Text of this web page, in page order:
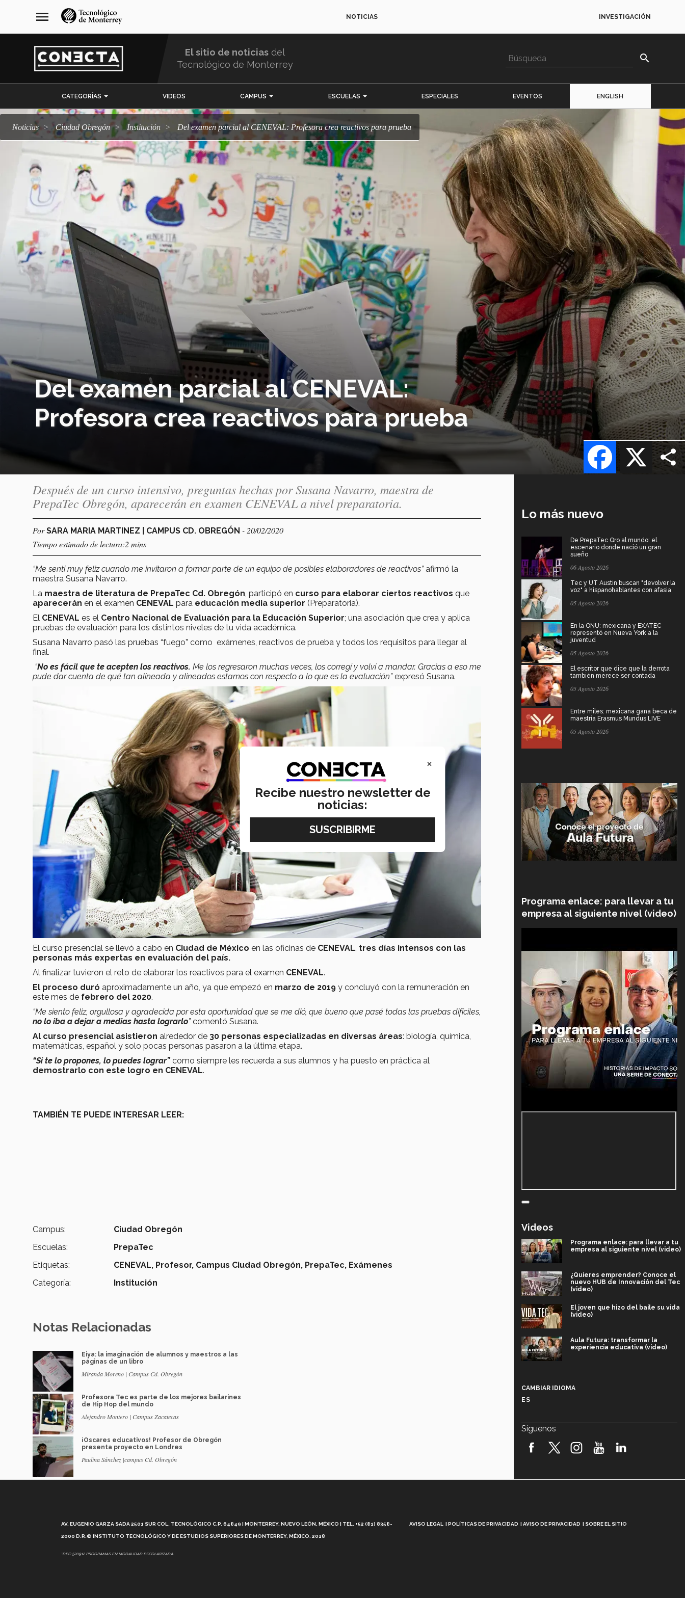
navegación
principal
menu NOTICIAS INVESTIGACIÓN
El sitio de noticias del
Tecnológico de Monterrey
search
CATEGORÍAS VIDEOS CAMPUS ESCUELAS ESPECIALES EVENTOS ENGLISH
Noticias Ciudad Obregón Institución Del examen parcial al CENEVAL: Profesora crea reactivos para prueba
Del examen parcial al CENEVAL:
Profesora crea reactivos para prueba
X
Facebook
Después de un curso intensivo, preguntas hechas por Susana Navarro, maestra de
PrepaTec Obregón, aparecerán en examen CENEVAL a nivel preparatoria.
PorSARA MARIA MARTINEZ | CAMPUS CD. OBREGÓN - 20/02/2020
Tiempo estimado de lectura:2 mins
“Me sentí muy feliz cuando me invitaron a formar parte de un equipo de posibles elaboradores de reactivos”afirmó la
maestra Susana Navarro.
La maestra de literatura de PrepaTec Cd. Obregón , participó en curso para elaborar ciertos reactivos que
aparecerán en el examen CENEVAL para educación media superior (Preparatoria).
El CENEVAL es el Centro Nacional de Evaluación para la Educación Superior; una asociación que crea y aplica
pruebas de evaluación para los distintos niveles de tu vida académica.
Susana Navarro pasó las pruebas “fuego” como exámenes, reactivos de prueba y todos los requisitos para llegar al
final.
“No es fácil que te acepten los reactivos. Me los regresaron muchas veces, los corregí y volví a mandar. Gracias a eso me
pude dar cuenta de qué tan alineada y alineados estamos con respecto a lo que es la evaluación”expresó Susana.
El curso presencial se llevó a cabo en Ciudad de México en las oficinas de CENEVAL, tres días intensos con las
personas más expertas en evaluación del país.
Al finalizar tuvieron el reto de elaborar los reactivos para el examen CENEVAL.
El proceso duró aproximadamente un año, ya que empezó en marzo de 2019 y concluyó con la remuneración en
este mes de febrero del 2020.
“Me siento feliz, orgullosa y agradecida por esta oportunidad que se me dió, que bueno que pasé todas las pruebas difíciles,
no lo iba a dejar a medias hasta lograrlo”comentó Susana.
Al curso presencial asistieron alrededor de 30 personas especializadas en diversas áreas: biología, química,
matemáticas, español y solo pocas personas pasaron a la última etapa.
“Si te lo propones, lo puedes lograr” como siempre les recuerda a sus alumnos y ha puesto en práctica al
demostrarlo con este logro en CENEVAL.
TAMBIÉN TE PUEDE INTERESAR LEER:
Campus:
Ciudad Obregón
Escuelas:
PrepaTec
Etiquetas:
CENEVAL, Profesor, Campus Ciudad Obregón, PrepaTec, Exámenes
Categoría:
Institución
Notas Relacionadas
Eiya: la imaginación de alumnos y maestros a las
páginas de un libro
Miranda Moreno | Campus Cd. Obregón
Profesora Tec es parte de los mejores bailarines
de Hip Hop del mundo
Alejandro Montero | Campus Zacatecas
¡Oscares educativos! Profesor de Obregón
presenta proyecto en Londres
Paulina Sánchez |campus Cd. Obregón
Lo más nuevo
De PrepaTec Qro al mundo: el
escenario donde nació un gran
sueño
06 Agosto 2026
Tec y UT Austin buscan "devolver la
voz" a hispanohablantes con afasia
05 Agosto 2026
En la ONU: mexicana y EXATEC
representó en Nueva York a la
juventud
05 Agosto 2026
El escritor que dice que la derrota
también merece ser contada
05 Agosto 2026
Entre miles: mexicana gana beca de
maestría Erasmus Mundus LIVE
05 Agosto 2026
Programa enlace: para llevar a tu
empresa al siguiente nivel (video)
Videos
Programa enlace: para llevar a tu
empresa al siguiente nivel (video)
¿Quieres emprender? Conoce el
nuevo HUB de Innovación del Tec
(video)
El joven que hizo del baile su vida
(video)
Aula Futura: transformar la
experiencia educativa (video)
robótica FIRST 2026! (video)
básquetbol, con Gael Adame
CAMBIAR IDIOMA
ES
Síguenos
AV. EUGENIO GARZA SADA 2501 SUR COL. TECNOLÓGICO C.P. 64849 | MONTERREY, NUEVO LEÓN, MÉXICO | TEL. +52 (81) 8358-
2000 D.R.© INSTITUTO TECNOLÓGICO Y DE ESTUDIOS SUPERIORES DE MONTERREY, MÉXICO. 2018
*DEC-520912 PROGRAMAS EN MODALIDAD ESCOLARIZADA.
AVISO LEGAL POLÍTICAS DE PRIVACIDAD AVISO DE PRIVACIDAD SOBRE EL SITIO
×
Recibe nuestro newsletter de
noticias: